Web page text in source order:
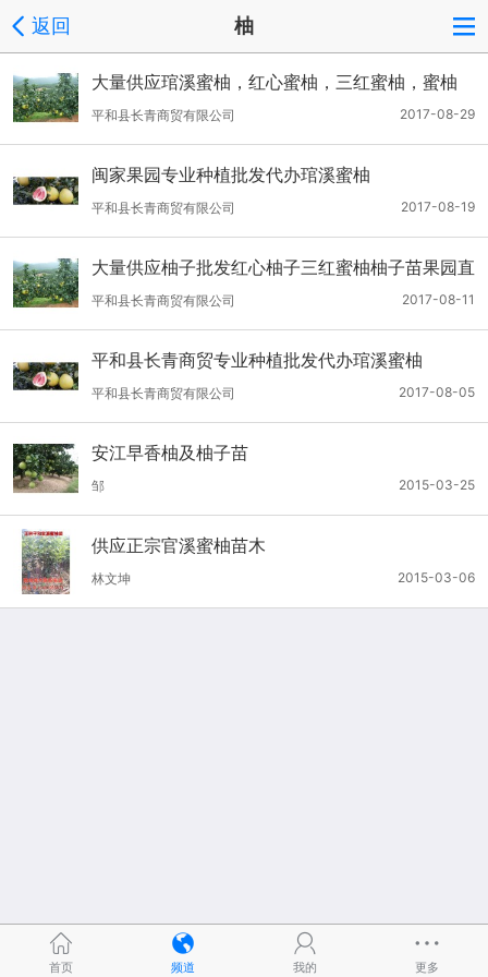
返回 柚
大量供应琯溪蜜柚，红心蜜柚，三红蜜柚，蜜柚
苗，支持一件代发
2017-08-29
平和县长青商贸有限公司
闽家果园专业种植批发代办琯溪蜜柚
2017-08-19
平和县长青商贸有限公司
大量供应柚子批发红心柚子三红蜜柚柚子苗果园直
发
2017-08-11
平和县长青商贸有限公司
平和县长青商贸专业种植批发代办琯溪蜜柚
2017-08-05
平和县长青商贸有限公司
安江早香柚及柚子苗
2015-03-25
邹
供应正宗官溪蜜柚苗木
2015-03-06
林文坤
首页 频道 我的 更多